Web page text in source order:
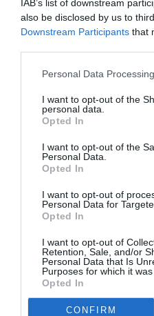
IAB’s list of downstream
also be disclosed by us to
Downstream Participants that
Personal Data
I want to opt-out of the
personal data.
Opted In
I want to opt-out of the
Personal Data.
Opted In
I want to opt-out of
Personal Data for
Opted In
I want to opt-out of
Retention, Sale, and/or
Personal Data that Is
Purposes for which it was
Opted In
CONFIRM
Η μακρά λίστα με
τις υποψηφιότητες
για το Βραβείο
Booker 2026